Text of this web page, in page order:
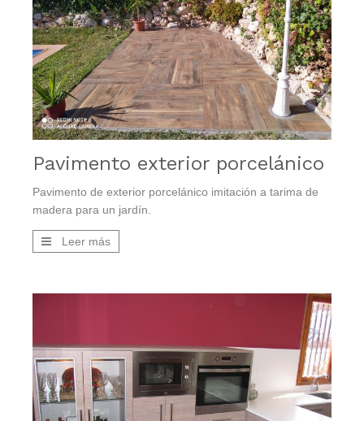
Pavimento exterior porcelánico
Pavimento de exterior porcelánico imitación a tarima de
madera para un jardín.
Leer más